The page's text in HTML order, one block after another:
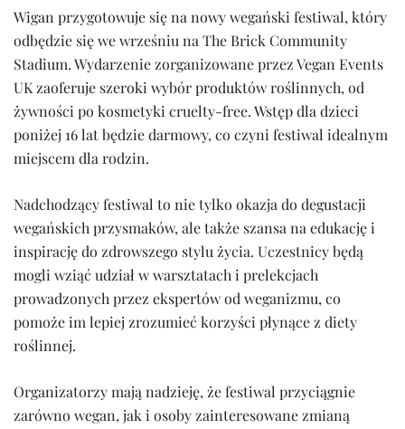
Wigan przygotowuje się na nowy wegański festiwal, który
odbędzie się we wrześniu na The Brick Community
Stadium. Wydarzenie zorganizowane przez Vegan Events
UK zaoferuje szeroki wybór produktów roślinnych, od
żywności po kosmetyki cruelty-free. Wstęp dla dzieci
poniżej 16 lat będzie darmowy, co czyni festiwal idealnym
miejscem dla rodzin.
Nadchodzący festiwal to nie tylko okazja do degustacji
wegańskich przysmaków, ale także szansa na edukację i
inspirację do zdrowszego stylu życia. Uczestnicy będą
mogli wziąć udział w warsztatach i prelekcjach
prowadzonych przez ekspertów od weganizmu, co
pomoże im lepiej zrozumieć korzyści płynące z diety
roślinnej.
Organizatorzy mają nadzieję, że festiwal przyciągnie
zarówno wegan, jak i osoby zainteresowane zmianą